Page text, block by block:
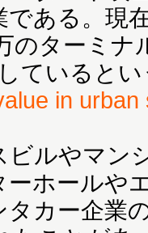
である。現
のターミナ
ていると
in urban
ルやマン
ーホールや
タカー企業